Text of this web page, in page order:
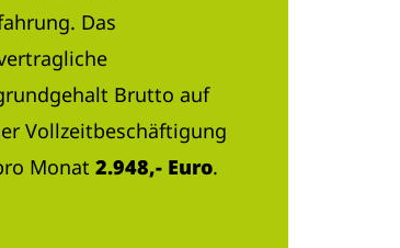
Das
Brutto auf
Vollzeitbeschäftigung
Monat 2.948,- Euro.